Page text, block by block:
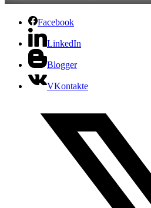
Facebook
LinkedIn
Blogger
VKontakte